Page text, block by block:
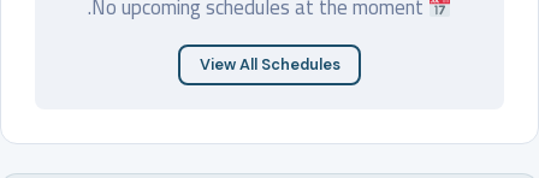
View All Schedules